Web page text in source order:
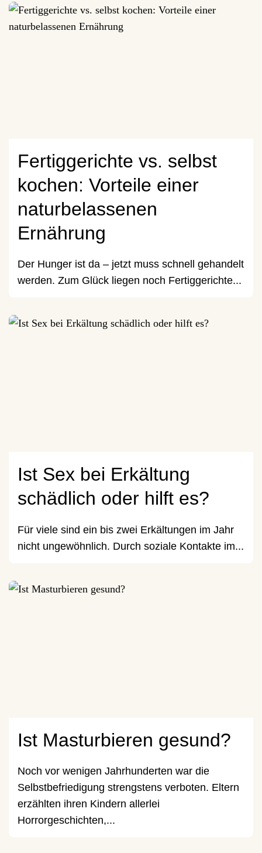
Fertiggerichte vs. selbst
kochen: Vorteile einer
naturbelassenen
Ernährung
Der Hunger ist da – jetzt muss schnell gehandelt
werden. Zum Glück liegen noch Fertiggerichte...
Ist Sex bei Erkältung
schädlich oder hilft es?
Für viele sind ein bis zwei Erkältungen im Jahr
nicht ungewöhnlich. Durch soziale Kontakte im...
Ist Masturbieren gesund?
Noch vor wenigen Jahrhunderten war die
Selbstbefriedigung strengstens verboten. Eltern
erzählten ihren Kindern allerlei
Horrorgeschichten,...